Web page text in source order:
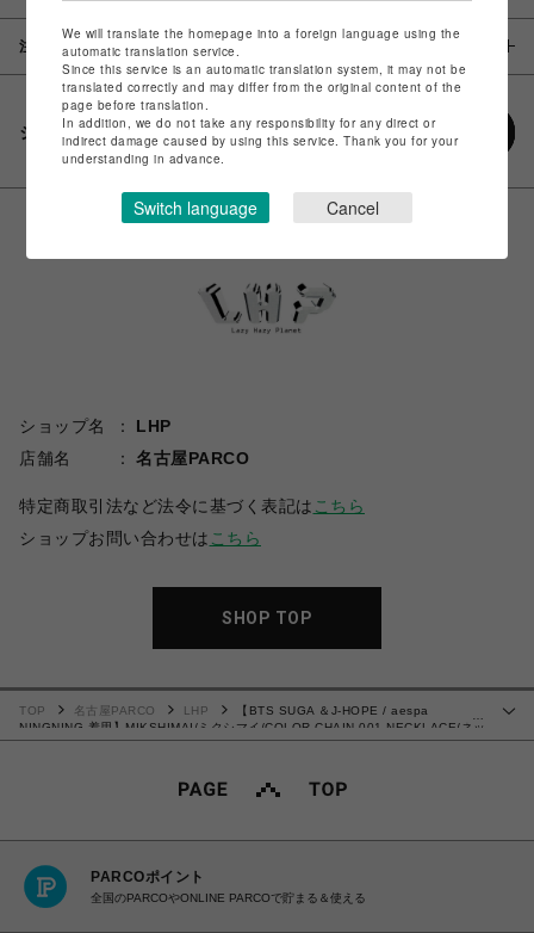
注意事項
シェアする
ショップ名
LHP
店舗名
名古屋PARCO
特定商取引法など法令に基づく表記は こちら
ショップお問い合わせは こちら
SHOP TOP
…
TOP 名古屋PARCO LHP
【BTS SUGA ＆J-HOPE / aespa
NINGNING 着用】MIKSHIMAI/ミクシマイ/COLOR CHAIN 001 NECKLACE/ネッ
クレス
PARCOポイント
全国のPARCOやONLINE PARCOで貯まる＆使える
We will translate the homepage into a foreign language using the
automatic translation service.
Since this service is an automatic translation system, it may not be
translated correctly and may differ from the original content of the
page before translation.
In addition, we do not take any responsibility for any direct or
indirect damage caused by using this service. Thank you for your
understanding in advance.
Switch language Cancel